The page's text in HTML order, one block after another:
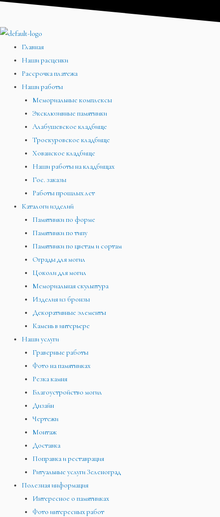
Перейти
содержимому
Главная
Наши расценки
Рассрочка платежа
Наши работы
Мемориальные комплексы
Эксклюзивные памятники
Алабушевское кладбище
Троекуровское кладбище
Хованское кладбище
Наши работы на кладбищах
Гос. заказы
Работы прошлых лет
Каталоги изделий
Памятники по форме
Памятники по типу
Памятники по цветам и сортам
Ограды для могил
Цоколи для могил
Мемориальная скульптура
Изделия из бронзы
Декоративные элементы
Камень в интерьере
Наши услуги
Граверные работы
Фото на памятниках
Резка камня
Благоустройство могил
Дизайн
Чертежи
Монтаж
Доставка
Поправка и реставрация
Ритуальные услуги Зеленоград
Полезная информация
Интересное о памятниках
Фото интересных работ